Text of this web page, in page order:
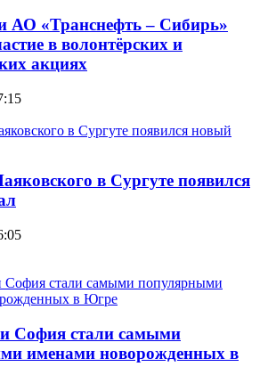
АО «Транснефть – Сибирь»
в волонтёрских и
акциях
в Сургуте появился
София стали самыми
именами новорожденных в